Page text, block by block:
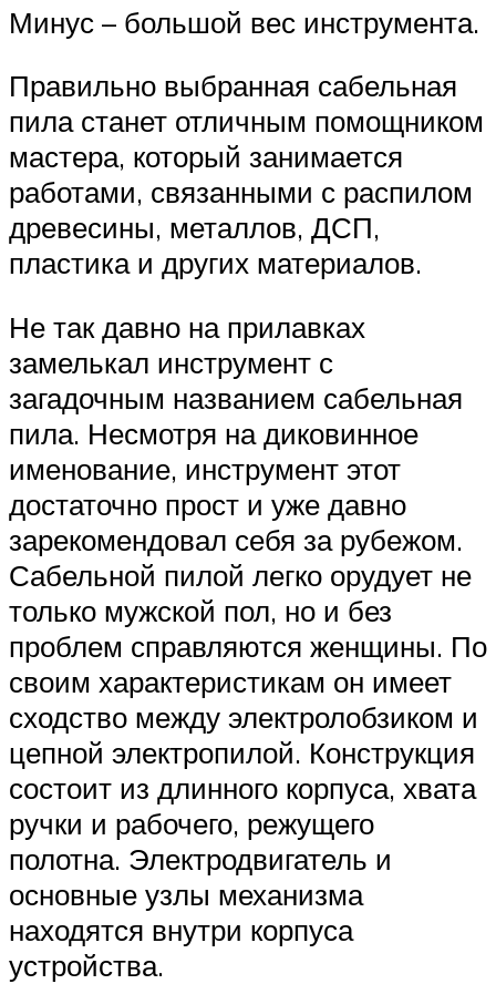
Минус – большой вес инструмента.
Правильно выбранная сабельная
пила станет отличным помощником
мастера, который занимается
работами, связанными с распилом
древесины, металлов, ДСП,
пластика и других материалов.
Не так давно на прилавках
замелькал инструмент с
загадочным названием сабельная
пила. Несмотря на диковинное
именование, инструмент этот
достаточно прост и уже давно
зарекомендовал себя за рубежом.
Сабельной пилой легко орудует не
только мужской пол, но и без
проблем справляются женщины. По
своим характеристикам он имеет
сходство между электролобзиком и
цепной электропилой. Конструкция
состоит из длинного корпуса, хвата
ручки и рабочего, режущего
полотна. Электродвигатель и
основные узлы механизма
находятся внутри корпуса
устройства.